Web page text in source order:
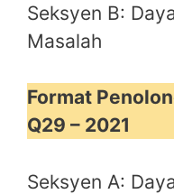
Seksyen B:
Masalah
Format
Q29 – 2021
Seksyen A: